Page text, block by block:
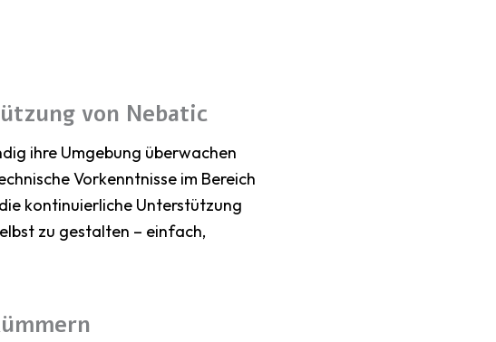
von Nebatic
ihre Umgebung überwachen
Vorkenntnisse im Bereich
kontinuierliche Unterstützung
zu gestalten – einfach,